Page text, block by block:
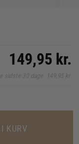
149,95 kr.
sidste 30 dage: 149,95 kr.
KURV